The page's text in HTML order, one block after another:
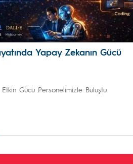
Yapay Zekanın Gücü
Gücü Personelimizle Buluştu